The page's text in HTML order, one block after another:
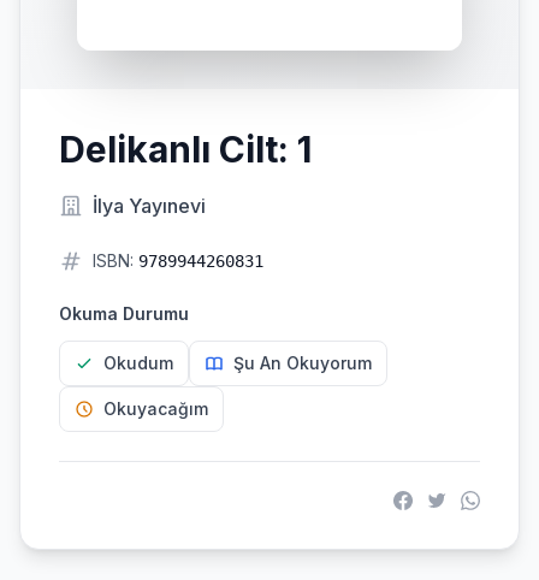
Delikanlı Cilt: 1
İlya Yayınevi
ISBN: 9789944260831
Okuma Durumu
Okudum Şu An Okuyorum
Okuyacağım